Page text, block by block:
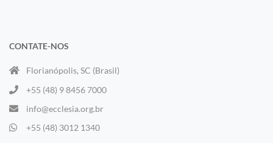
CONTATE-NOS
Florianópolis, SC (Brasil)
+55 (48) 9 8456 7000
info@ecclesia.org.br
+55 (48) 3012 1340